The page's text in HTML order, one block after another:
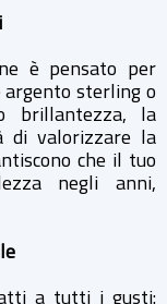
è pensato per
argento sterling o
brillantezza, la
di valorizzare la
che il tuo
negli anni,
a tutti i gusti: